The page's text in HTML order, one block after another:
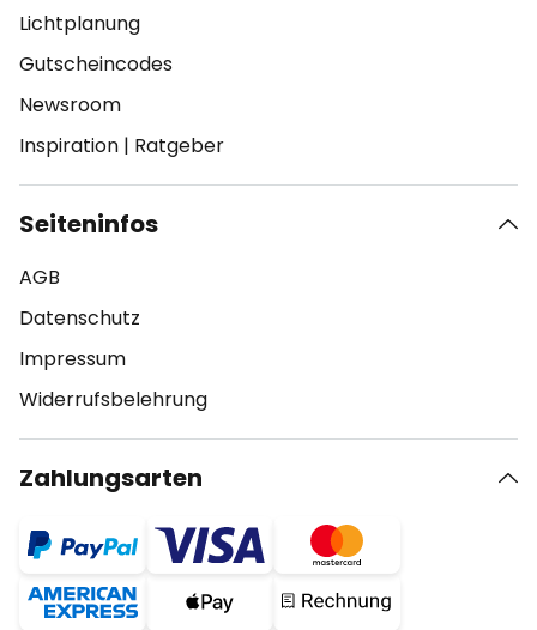
Lichtplanung
Gutscheincodes
Newsroom
Inspiration | Ratgeber
Seiteninfos
AGB
Datenschutz
Impressum
Widerrufsbelehrung
Zahlungsarten